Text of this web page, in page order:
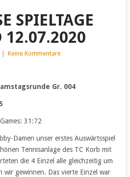
SPIELTAGE
12.07.2020
Keine Kommentare
Gr. 004
31:72
Damen unser erstes Auswärtsspiel
Tennisanlage des TC Korb mit
die 4 Einzel alle gleichzeitig um
wir gewinnen. Das vierte Einzel war